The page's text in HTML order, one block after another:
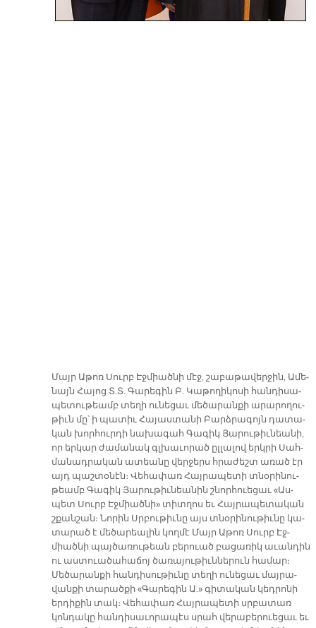
Մայր Ա­թոռ Սուրբ Էջ­միած­նի մէջ, շա­բա­թա­վեր­ջին, Ա­մե­
նայն Հա­յոց Տ.Տ. Գա­րե­գին Բ. Կա­թո­ղի­կո­սի հան­դի­սա­
պե­տու­թեամբ տե­ղի ու­նե­ցաւ մե­ծա­րան­քի ա­րա­րո­ղու­
թիւն մը՝ ի պա­տիւ Հա­յաս­տա­նի Բարձ­րա­գոյն դա­տա­
կան խոր­հուր­դի նա­խա­գահ Գա­գիկ Յա­րու­թիւ­նեա­նի,
որ եր­կար ժա­մա­նակ գլխա­ւո­րած ըլ­լա­լով երկ­րի Սահ­
մա­նադ­րա­կան ա­տեա­նը վեր­ջերս հրա­ժեշտ ա­ռած էր
այդ պաշ­տօ­նէն։ Վե­հա­փառ Հայ­րա­պե­տի տնօ­րի­նու­
թեամբ Գա­գիկ Յա­րու­թիւ­նեա­նին շնոր­հուե­ցաւ «Աս­
պետ Սուրբ Էջ­միած­նի» տիտ­ղոս եւ Հայ­րա­պե­տա­կան
շքան­շան։ Նո­րին Սրբու­թիւ­նը այս տնօ­րի­նու­թիւ­նը կա­
տա­րած է մե­ծա­րեա­լին կող­մէ Մայր Ա­թոռ Սուրբ Էջ­
միած­նի պայ­ծա­ռու­թեան բե­րուած բա­ցա­ռիկ ա­ւան­դին
ու աս­տուա­ծա­հա­ճոյ ծա­ռա­յու­թիւն­նե­րուն հա­մար։
Մե­ծա­րան­քի հան­դի­սու­թիւ­նը տե­ղի ու­նե­ցաւ մայ­րա­
վան­քի տա­րած­քի «Գա­րե­գին Ա.» գի­տա­կան կեդ­րո­նի
եր­դի­քին տակ։ Վե­հա­փառ Հայ­րա­պե­տի սրբա­տառ
կոն­դա­կը հան­դի­սա­ւո­րա­պէս սրահ վե­րա­բե­րուե­ցաւ եւ